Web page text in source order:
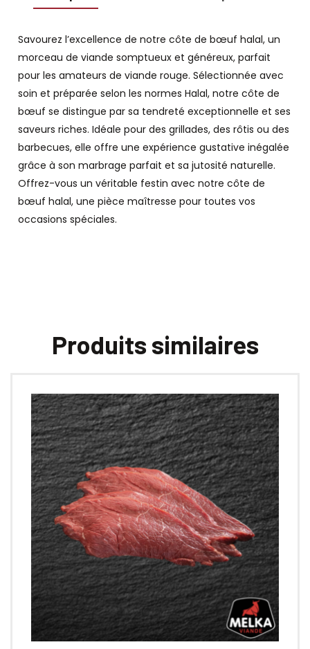
Savourez l’excellence de notre côte de bœuf halal, un
morceau de viande somptueux et généreux, parfait
pour les amateurs de viande rouge. Sélectionnée avec
soin et préparée selon les normes Halal, notre côte de
bœuf se distingue par sa tendreté exceptionnelle et ses
saveurs riches. Idéale pour des grillades, des rôtis ou des
barbecues, elle offre une expérience gustative inégalée
grâce à son marbrage parfait et sa jutosité naturelle.
Offrez-vous un véritable festin avec notre côte de
bœuf halal, une pièce maîtresse pour toutes vos
occasions spéciales.
Produits similaires